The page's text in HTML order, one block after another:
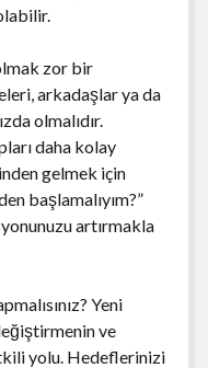
zor bir
arkadaşlar ya da
olmalıdır.
daha kolay
gelmek için
başlamalıyım?”
artırmakla
Yeni
ve
yolu. Hedeflerinizi